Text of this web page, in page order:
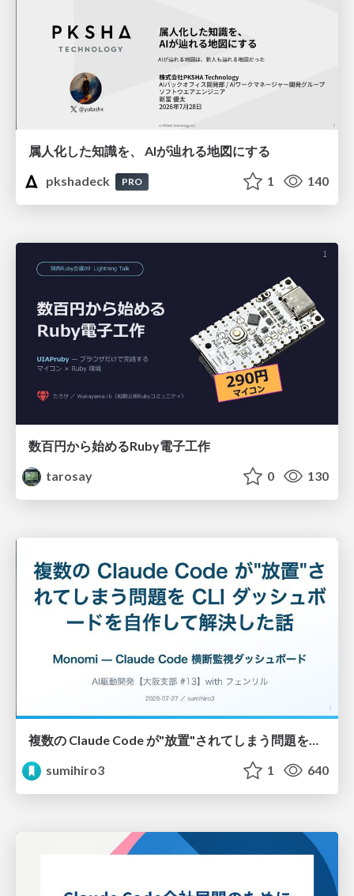
属人化した知識を、 AIが辿れる地図にする
pkshadeck
PRO 1 140
数百円から始めるRuby電子工作
tarosay
0 130
複数の Claude Code が"放置"されてしまう問題をCLI ダッシュボードを自作して解決した話
sumihiro3
1 640